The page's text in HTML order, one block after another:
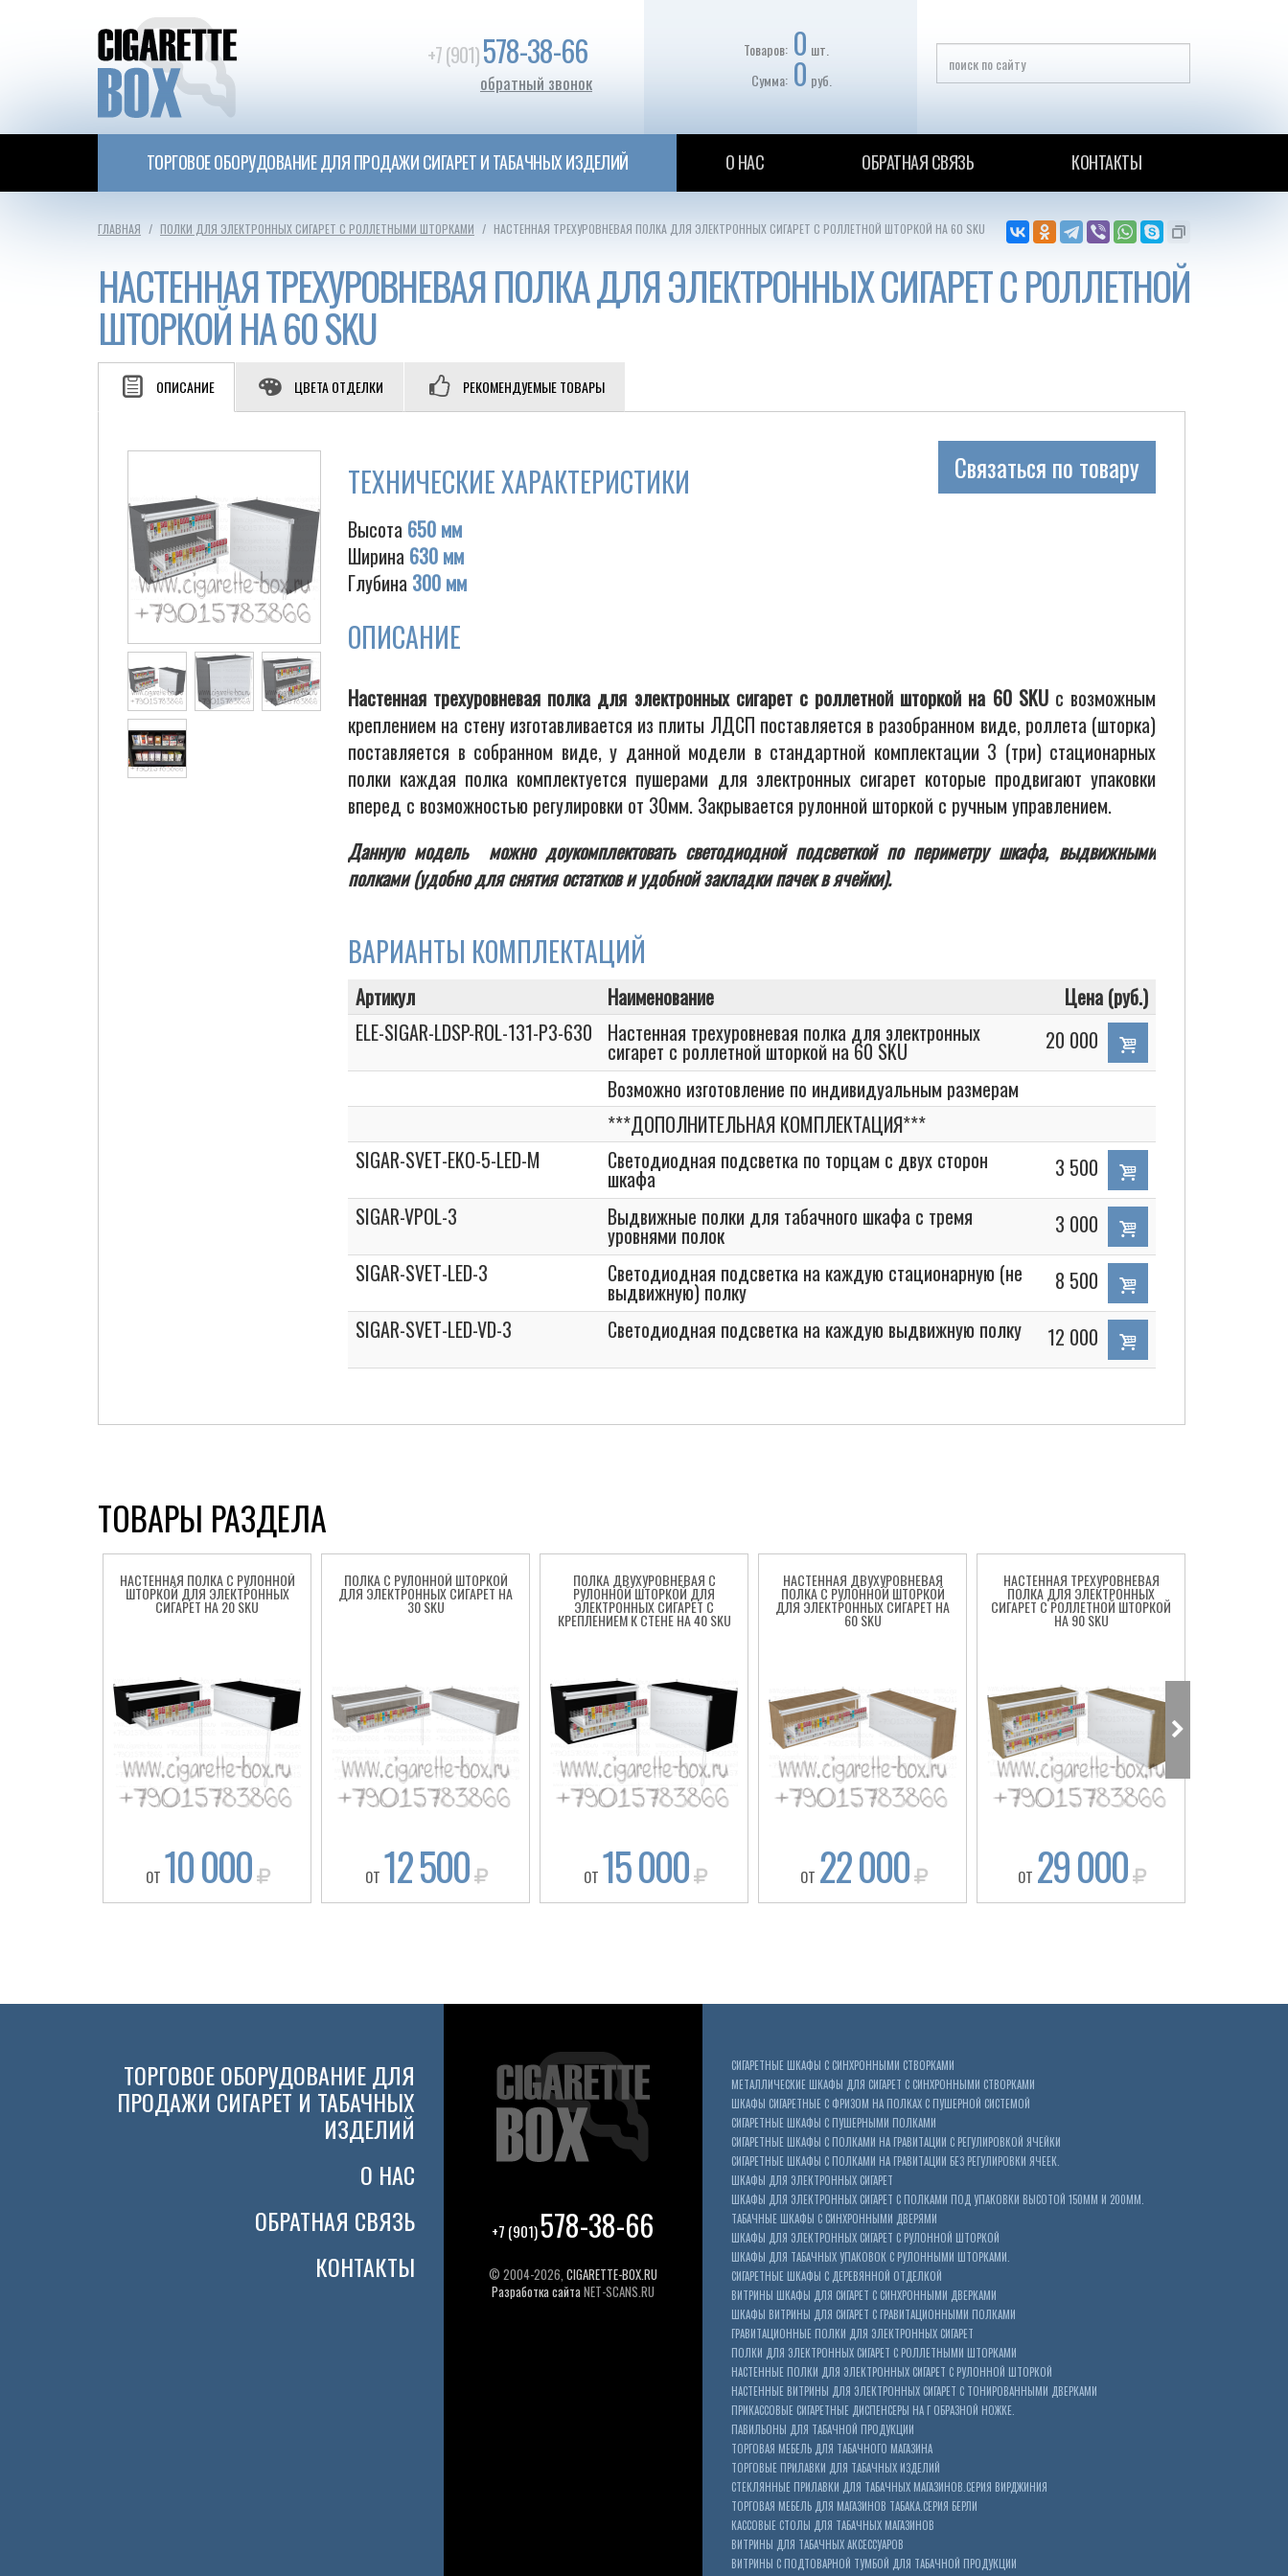
+7 (901)578-38-66
обратный звонок
Товаров: 0 шт.
Сумма: 0 руб.
ТОРГОВОЕ ОБОРУДОВАНИЕ ДЛЯ ПРОДАЖИ СИГАРЕТ И ТАБАЧНЫХ ИЗДЕЛИЙ О НАС ОБРАТНАЯ СВЯЗЬ КОНТАКТЫ
ГЛАВНАЯ ПОЛКИ ДЛЯ ЭЛЕКТРОННЫХ СИГАРЕТ С РОЛЛЕТНЫМИ ШТОРКАМИ НАСТЕННАЯ ТРЕХУРОВНЕВАЯ ПОЛКА ДЛЯ ЭЛЕКТРОННЫХ СИГАРЕТ С РОЛЛЕТНОЙ ШТОРКОЙ НА 60 SKU
НАСТЕННАЯ ТРЕХУРОВНЕВАЯ ПОЛКА ДЛЯ ЭЛЕКТРОННЫХ СИГАРЕТ С РОЛЛЕТНОЙ
ШТОРКОЙ НА 60 SKU
ОПИСАНИЕ ЦВЕТА ОТДЕЛКИ РЕКОМЕНДУЕМЫЕ ТОВАРЫ
Связаться по товару
ТЕХНИЧЕСКИЕ ХАРАКТЕРИСТИКИ
Высота 650 мм
Ширина 630 мм
Глубина 300 мм
ОПИСАНИЕ
Настенная трехуровневая полка для электронных сигарет с роллетной шторкой на 60 SKUс возможным
креплением на стену изготавливается из плиты ЛДСП поставляется в разобранном виде, роллета (шторка)
поставляется в собранном виде, у данной модели в стандартной комплектации 3 (три) стационарных
полки каждая полка комплектуется пушерами для электронных сигарет которые продвигают упаковки
вперед с возможностью регулировки от 30мм. Закрывается рулонной шторкой с ручным управлением.
Данную модель можно доукомплектовать светодиодной подсветкой по периметру шкафа, выдвижными
полками (удобно для снятия остатков и удобной закладки пачек в ячейки).
ВАРИАНТЫ КОМПЛЕКТАЦИЙ
Артикул Наименование
Цена (руб.)
ELE-SIGAR-LDSP-ROL-131-P3-630 Настенная трехуровневая полка для электронных
сигарет с роллетной шторкой на 60 SKU
20 000
Возможно изготовление по индивидуальным размерам
***ДОПОЛНИТЕЛЬНАЯ КОМПЛЕКТАЦИЯ***
SIGAR-SVET-EKO-5-LED-M
Светодиодная подсветка по торцам с двух сторон
шкафа
3 500
SIGAR-VPOL-3
Выдвижные полки для табачного шкафа с тремя
уровнями полок
3 000
SIGAR-SVET-LED-3
Светодиодная подсветка на каждую стационарную (не
выдвижную) полку
8 500
SIGAR-SVET-LED-VD-3
Светодиодная подсветка на каждую выдвижную полку 12 000
ТОВАРЫ РАЗДЕЛА
НАСТЕННАЯ ПОЛКА С РУЛОННОЙ
ШТОРКОЙ ДЛЯ ЭЛЕКТРОННЫХ
СИГАРЕТ НА 20 SKU
ОТ 10 000
ПОЛКА С РУЛОННОЙ ШТОРКОЙ
ДЛЯ ЭЛЕКТРОННЫХ СИГАРЕТ НА
30 SKU
ОТ 12 500
ПОЛКА ДВУХУРОВНЕВАЯ С
РУЛОННОЙ ШТОРКОЙ ДЛЯ
ЭЛЕКТРОННЫХ СИГАРЕТ С
КРЕПЛЕНИЕМ К СТЕНЕ НА 40 SKU
ОТ 15 000
НАСТЕННАЯ ДВУХУРОВНЕВАЯ
ПОЛКА С РУЛОННОЙ ШТОРКОЙ
ДЛЯ ЭЛЕКТРОННЫХ СИГАРЕТ НА
60 SKU
ОТ 22 000
НАСТЕННАЯ ТРЕХУРОВНЕВАЯ
ПОЛКА ДЛЯ ЭЛЕКТРОННЫХ
СИГАРЕТ С РОЛЛЕТНОЙ ШТОРКОЙ
НА 90 SKU
ОТ 29 000
ТОРГОВОЕ ОБОРУДОВАНИЕ ДЛЯ
ПРОДАЖИ СИГАРЕТ И ТАБАЧНЫХ
ИЗДЕЛИЙ
О НАС
ОБРАТНАЯ СВЯЗЬ
КОНТАКТЫ
+7 (901)578-38-66
© 2004-2026, CIGARETTE-BOX.RU
Разработка сайтаNET-SCANS.RU
СИГАРЕТНЫЕ ШКАФЫ С СИНХРОННЫМИ СТВОРКАМИ
МЕТАЛЛИЧЕСКИЕ ШКАФЫ ДЛЯ СИГАРЕТ С СИНХРОННЫМИ СТВОРКАМИ
ШКАФЫ СИГАРЕТНЫЕ С ФРИЗОМ НА ПОЛКАХ С ПУШЕРНОЙ СИСТЕМОЙ
СИГАРЕТНЫЕ ШКАФЫ С ПУШЕРНЫМИ ПОЛКАМИ
СИГАРЕТНЫЕ ШКАФЫ С ПОЛКАМИ НА ГРАВИТАЦИИ С РЕГУЛИРОВКОЙ ЯЧЕЙКИ
СИГАРЕТНЫЕ ШКАФЫ С ПОЛКАМИ НА ГРАВИТАЦИИ БЕЗ РЕГУЛИРОВКИ ЯЧЕЕК.
ШКАФЫ ДЛЯ ЭЛЕКТРОННЫХ СИГАРЕТ
ШКАФЫ ДЛЯ ЭЛЕКТРОННЫХ СИГАРЕТ С ПОЛКАМИ ПОД УПАКОВКИ ВЫСОТОЙ 150ММ И 200ММ.
ТАБАЧНЫЕ ШКАФЫ С СИНХРОННЫМИ ДВЕРЯМИ
ШКАФЫ ДЛЯ ЭЛЕКТРОННЫХ СИГАРЕТ С РУЛОННОЙ ШТОРКОЙ
ШКАФЫ ДЛЯ ТАБАЧНЫХ УПАКОВОК С РУЛОННЫМИ ШТОРКАМИ.
СИГАРЕТНЫЕ ШКАФЫ С ДЕРЕВЯННОЙ ОТДЕЛКОЙ
ВИТРИНЫ ШКАФЫ ДЛЯ СИГАРЕТ С СИНХРОННЫМИ ДВЕРКАМИ
ШКАФЫ ВИТРИНЫ ДЛЯ СИГАРЕТ С ГРАВИТАЦИОННЫМИ ПОЛКАМИ
ГРАВИТАЦИОННЫЕ ПОЛКИ ДЛЯ ЭЛЕКТРОННЫХ СИГАРЕТ
ПОЛКИ ДЛЯ ЭЛЕКТРОННЫХ СИГАРЕТ С РОЛЛЕТНЫМИ ШТОРКАМИ
НАСТЕННЫЕ ПОЛКИ ДЛЯ ЭЛЕКТРОННЫХ СИГАРЕТ С РУЛОННОЙ ШТОРКОЙ
НАСТЕННЫЕ ВИТРИНЫ ДЛЯ ЭЛЕКТРОННЫХ СИГАРЕТ С ТОНИРОВАННЫМИ ДВЕРКАМИ
ПРИКАССОВЫЕ СИГАРЕТНЫЕ ДИСПЕНСЕРЫ НА Г ОБРАЗНОЙ НОЖКЕ.
ПАВИЛЬОНЫ ДЛЯ ТАБАЧНОЙ ПРОДУКЦИИ
ТОРГОВАЯ МЕБЕЛЬ ДЛЯ ТАБАЧНОГО МАГАЗИНА
ТОРГОВЫЕ ПРИЛАВКИ ДЛЯ ТАБАЧНЫХ ИЗДЕЛИЙ
СТЕКЛЯННЫЕ ПРИЛАВКИ ДЛЯ ТАБАЧНЫХ МАГАЗИНОВ.СЕРИЯ ВИРДЖИНИЯ
ТОРГОВАЯ МЕБЕЛЬ ДЛЯ МАГАЗИНОВ ТАБАКА.СЕРИЯ БЕРЛИ
КАССОВЫЕ СТОЛЫ ДЛЯ ТАБАЧНЫХ МАГАЗИНОВ
ВИТРИНЫ ДЛЯ ТАБАЧНЫХ АКСЕССУАРОВ
ВИТРИНЫ С ПОДТОВАРНОЙ ТУМБОЙ ДЛЯ ТАБАЧНОЙ ПРОДУКЦИИ